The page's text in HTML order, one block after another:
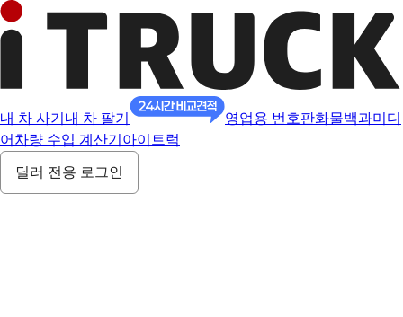
내 차 사기 내 차 팔기 영업용 번호판화물백과미디
어 차량 수입 계산기 아이트럭
딜러 전용 로그인